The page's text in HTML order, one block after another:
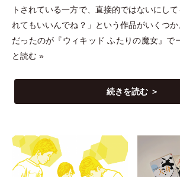
トされている一方で、直接的ではないにして
れてもいいんでね？ 」
という作品がいくつ
だったのが『ウィキッド ふたりの魔女』で
と読む »
続きを読む ＞